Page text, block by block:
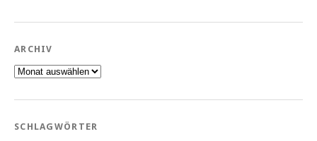
ARCHIV
Archiv
SCHLAGWÖRTER